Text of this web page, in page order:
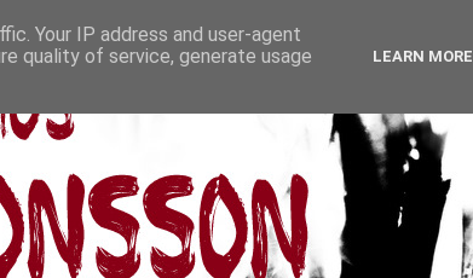
Your IP address and user-agent
quality of service, generate usage
LEARN MORE